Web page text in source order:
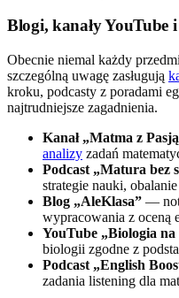
Blogi, kanały YouTube
Obecnie niemal każdy
szczególną uwagę zasługują
kroku, podcasty z poradami
najtrudniejsze zagadnienia.
Kanał „Matma z
analizy zadań
Podcast „Matura bez
strategie nauki,
Blog „AleKlasa” —
wypracowania z oceną
YouTube „Biologia na
biologii zgodne z
Podcast „English
zadania listening dla